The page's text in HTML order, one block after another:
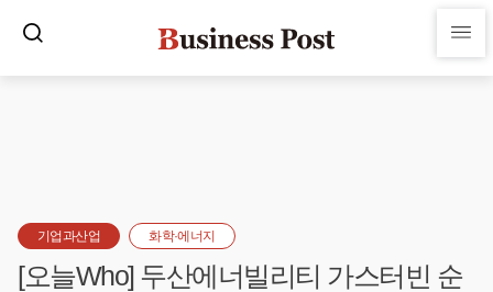
기업과산업 화학·에너지
[오늘Who] 두산에너빌리티 가스터빈 순